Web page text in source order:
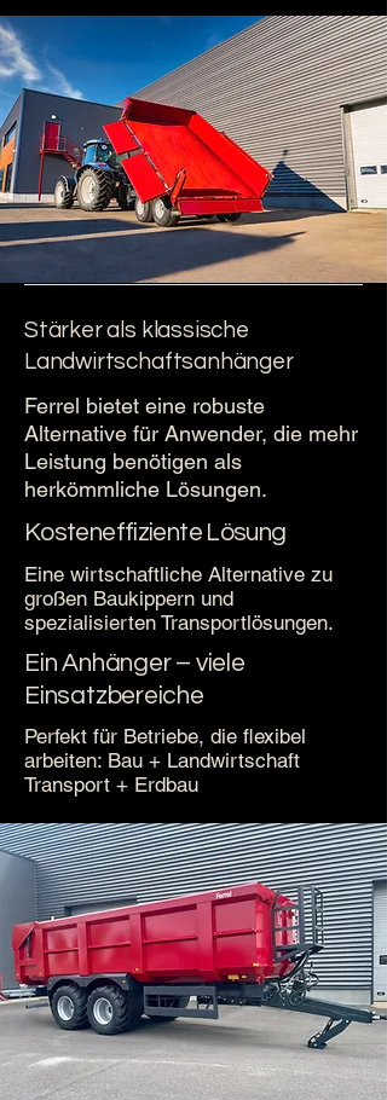
Stärker als klassische
Landwirtschaftsanhänger
Ferrel bietet eine robuste
Alternative für Anwender, die mehr
Leistung benötigen als
herkömmliche Lösungen.
Kosteneffiziente Lösung
Eine wirtschaftliche Alternative zu
großen Baukippern und
spezialisierten Transportlösungen.
Ein Anhänger – viele
Einsatzbereiche
Perfekt für Betriebe, die flexibel
arbeiten: Bau + Landwirtschaft
Transport + Erdbau